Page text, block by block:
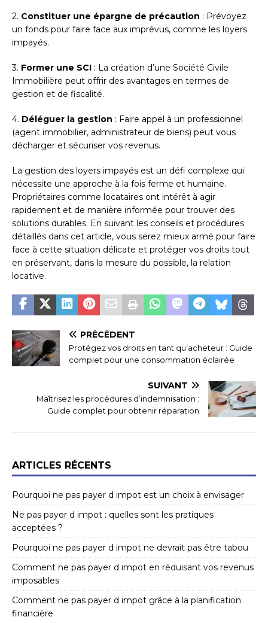
2. Constituer une épargne de précaution : Prévoyez
un fonds pour faire face aux imprévus, comme les loyers
impayés.
3. Former une SCI : La création d’une Société Civile
Immobilière peut offrir des avantages en termes de
gestion et de fiscalité.
4. Déléguer la gestion : Faire appel à un professionnel
(agent immobilier, administrateur de biens) peut vous
décharger et sécuriser vos revenus.
La gestion des loyers impayés est un défi complexe qui
nécessite une approche à la fois ferme et humaine.
Propriétaires comme locataires ont intérêt à agir
rapidement et de manière informée pour trouver des
solutions durables. En suivant les conseils et procédures
détaillés dans cet article, vous serez mieux armé pour faire
face à cette situation délicate et protéger vos droits tout
en préservant, dans la mesure du possible, la relation
locative.
PRÉCÉDENT
Protégez vos droits en tant qu’acheteur : Guide
complet pour une consommation éclairée
SUIVANT
Maîtrisez les procédures d’indemnisation :
Guide complet pour obtenir réparation
ARTICLES RÉCENTS
Pourquoi ne pas payer d impot est un choix à envisager
Ne pas payer d impot : quelles sont les pratiques
acceptées ?
Pourquoi ne pas payer d impot ne devrait pas être tabou
Comment ne pas payer d impot en réduisant vos revenus
imposables
Comment ne pas payer d impot grâce à la planification
financière